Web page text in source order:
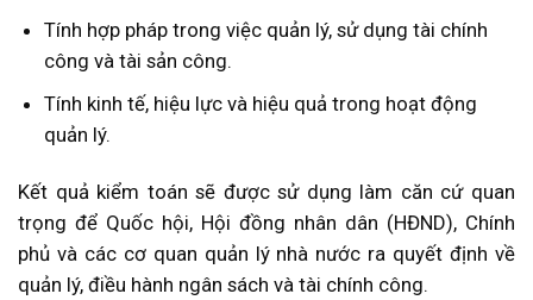
Tính hợp pháp trong việc quản lý, sử dụng tài chính
công và tài sản công.
Tính kinh tế, hiệu lực và hiệu quả trong hoạt động
quản lý.
Kết quả kiểm toán sẽ được sử dụng làm căn cứ quan
trọng để Quốc hội, Hội đồng nhân dân (HĐND), Chính
phủ và các cơ quan quản lý nhà nước ra quyết định về
quản lý, điều hành ngân sách và tài chính công.